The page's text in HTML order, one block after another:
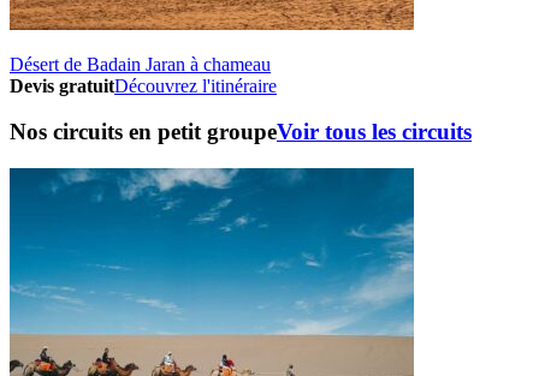
Désert de Badain Jaran à chameau
Devis gratuitDécouvrez l'itinéraire
Nos circuits en petit groupeVoir tous les circuits